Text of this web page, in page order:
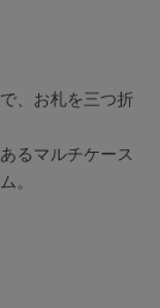
、お札を三つ折
るマルチケース
。